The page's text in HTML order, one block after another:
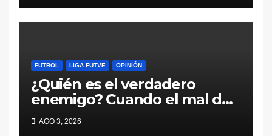
FUTBOL LIGA FUTVE OPINIÓN
¿Quién es el verdadero
enemigo? Cuando el mal del
fútbol viene desde adentro
AGO 3, 2026